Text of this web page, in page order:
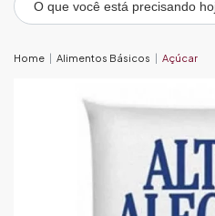
Home Alimentos Básicos Açúcar